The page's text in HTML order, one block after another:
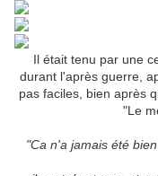
Il était tenu par une
durant l'après guerre,
pas faciles, bien après
"Le
"Ca n'a jamais été